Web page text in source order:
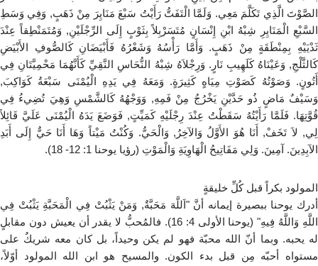
الصَّوْتَ الَّذِي تَكَلَّمَ مَعِي. وَلَمَّا الْتَفَتُّ رَأَيْتُ سَبْعَ مَنَايِرَ مِنْ ذَهَبٍ, وَفِي وَسَطِ
السَّبْعِ الْمَنَايِرِ شِبْهُ ابْنِ إِنْسَانٍ مُتَسَرْبِلاً بِثَوْبٍ إِلَى الرِّجْلَيْنِ, وَمُتَمَنْطِقاً عِنْدَ
ثَدْيَيْهِ بِمِنْطَقَةٍ مِنْ ذَهَبٍ. وَأَمَّا رَأْسُهُ وَشَعْرُهُ فَأَبْيَضَانِ كَالصُّوفِ الأَبْيَضِ
كَالثَّلْجِ, وَعَيْنَاهُ كَلَهِيبِ نَارٍ. وَرِجْلاَهُ شِبْهُ النُّحَاسِ النَّقِيِّ كَأَنَّهُمَا مَحْمِيَّتَانِ فِي
أَتُونٍ. وَصَوْتُهُ كَصَوْتِ مِيَاهٍ كَثِيرَةٍ. وَمَعَهُ فِي يَدِهِ الْيُمْنَى سَبْعَةُ كَوَاكِبَ,
وَسَيْفٌ مَاضٍ ذُو حَدَّيْنِ يَخْرُجُ مِنْ فَمِهِ, وَوَجْهُهُ كَالشَّمْسِ وَهِيَ تُضِيءُ فِي
قُوَّتِهَا. فَلَمَّا رَأَيْتُهُ سَقَطْتُ عِنْدَ رِجْلَيْهِ كَمَيِّتٍ, فَوَضَعَ يَدَهُ الْيُمْنَى عَلَيَّ قَائِلاً
لِي, لاَ تَخَفْ, أَنَا هُوَ الأَوَّلُ وَالآخِرُ, وَالْحَيُّ. وَكُنْتُ مَيْتاً وَهَا أَنَا حَيٌّ إِلَى أَبَدِ
الآبِدِينَ. آمِينَ. وَلِي مَفَاتِيحُ الْهَاوِيَةِ وَالْمَوْتِ (رؤيا يوحنا 1: 12- 18).
المولود بكراً قبل كُلِّ خليقةٍ
أدرك يوحنا ببصيرة إيمانه أنَّ "اَللَّهَ مَحَبَّةٌ, وَمَنْ يَثْبُتْ فِي الْمَحَبَّةِ يَثْبُتْ فِي
اللَّهِ وَاللَّهُ فِيهِ" (يوحنا الأولى 4: 16). فالمُحبُّ لا يقدر أن يعيش دون مقابلٍ
له يحبه. وبما أنّ الله محبّة فهو لم يكن وحيداً، بل كان معه شريكٌ على
مستواه أحبّه مِن قبل بدء الكون. والمسيح هو ابن الله المولود أوّلاً،